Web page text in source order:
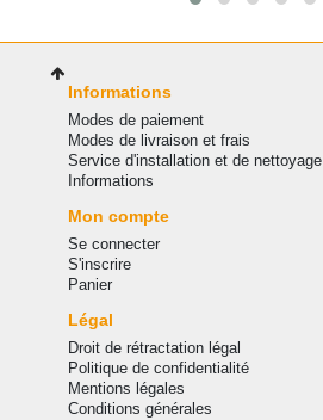
Informations
Modes de paiement
Modes de livraison et frais
Service d'installation et de nettoyage
Informations
Mon compte
Se connecter
S'inscrire
Panier
Légal
Droit de rétractation légal
Politique de confidentialité
Mentions légales
Conditions générales